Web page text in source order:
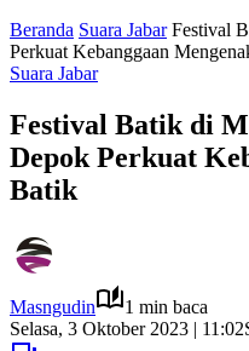
Beranda Suara Jabar Festival
Perkuat Kebanggaan
Suara Jabar
Festival Batik di
Depok Perkuat
Batik
Masngudin
1 min baca
Selasa, 3 Oktober 2023 | 11:02